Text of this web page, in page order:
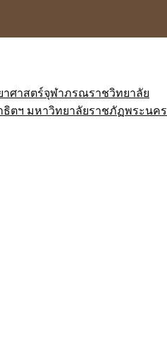
าศาสตร์จุฬาภรณราชวิทยาลัย
ธิตฯ มหาวิทยาลัยราชภัฏพระนคร